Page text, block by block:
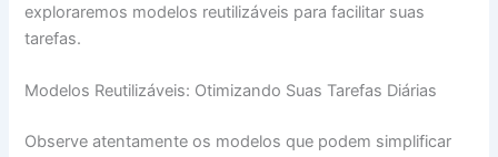
exploraremos modelos reutilizáveis para facilitar suas
tarefas.
Modelos Reutilizáveis: Otimizando Suas Tarefas Diárias
Observe atentamente os modelos que podem simplificar